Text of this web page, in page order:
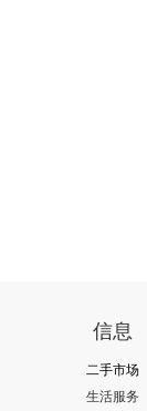
信息
二手市场
生活服务